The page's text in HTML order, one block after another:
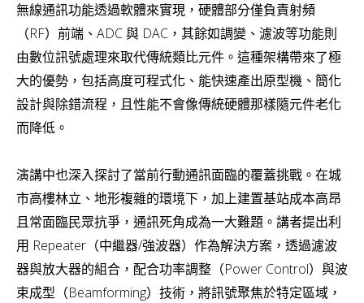
無線通訊功能透過軟體來實現，硬體部分僅負責射頻
（RF）前端、ADC 與 DAC，其餘如調變、濾波等功能則
由數位訊號處理來取代傳統類比元件。這種架構帶來了極
大的優勢，包括高度可程式化、能快速產出原型機、簡化
設計與除錯流程，且性能不會像傳統硬體那樣隨元件老化
而降低。
演講中也深入探討了當前行動通訊面臨的覆蓋挑戰。在城
市高樓林立、地形複雜的環境下，加上建置基站成本高昂
且常面臨民眾抗爭，通訊死角成為一大難題。講者提出利
用 Repeater（中繼器/強波器）作為解決方案，透過濾波
器與放大器的組合，配合功率調整（Power Control）與波
束成型（Beamforming）技術，將訊號聚焦於特定區域，